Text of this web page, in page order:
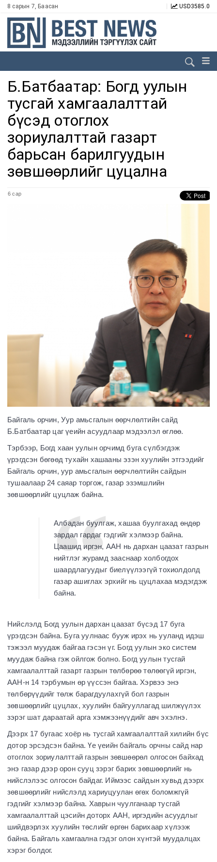
8 сарын 7, Баасан USD3585.0
Б.Батбаатар: Богд уулын
тусгай хамгаалалттай
бүсэд отоглох
зориулалттай газарт
барьсан барилгуудын
зөвшөөрлийг цуцална
6 сар
Байгаль орчин, Уур амьсгалын өөрчлөлтийн сайд
Б.Батбаатар цаг үеийн асуудлаар мэдээлэл өглөө.
Тэрбээр, Богд хаан уулын орчимд буга сүлбэгдэж
үрэгдсэн бөгөөд тухайн хашааны эзэн хуулийн этгээдийг
Байгаль орчин, уур амьсгалын өөрчлөлтийн сайдын
тушаалаар 24 саяар торгож, газар эзэмшлийн
зөвшөөрлийг цуцлаж байна.
Албадан буулгаж, хашаа буулгахад өндөр
зардал гардаг гэдгийг хэлмээр байна.
Цаашид иргэн, ААН нь дархан цаазат газрын
нийтлэг журамд зааснаар холбогдох
шаардлагуудыг биелүүлээгүй тохиолдолд
газар ашиглах эрхийг нь цуцлахаа мэдэгдэж
байна.
Нийслэлд Богд уулын дархан цаазат бүсэд 17 буга
үрэгдсэн байна. Буга уулнаас бууж ирэх нь ууланд идэш
тэжээл муудаж байгаа гэсэн үг. Богд уулын эко систем
муудаж байна гэж ойлгож болно. Богд уулын тусгай
хамгаалалттай газарт газрын төлбөрөө төлөөгүй иргэн,
ААН-н 14 тэрбумын өр үүссэн байгаа. Хэрвээ энэ
төлбөрүүдийг төлж барагдуулахгүй бол газрын
зөвшөөрлийг цуцлах, хуулийн байгууллагад шилжүүлэх
зэрэг шат дараатай арга хэмжээнүүдийг авч эхэлнэ.
Дээрх 17 бугаас хоёр нь тусгай хамгаалалттай хилийн бүс
дотор эрсэдсэн байна. Үе үеийн байгаль орчны сайд нар
отоглох зориулалттай газрын зөвшөөрөл олгосон байхад
энэ газар дээр орон сууц зэрэг барих зөвшөөрлийг нь
нийслэлээс олгосон байдаг. Иймээс сайдын хувьд дээрх
зөвшөөрлийг нийслэлд хариуцуулан өгөх боломжгүй
гэдгийг хэлмээр байна. Хаврын чуулганаар тусгай
хамгаалалттай цэсийн доторх ААН, иргэдийн асуудлыг
шийдвэрлэх хуулийн төслийг өргөн барихаар хүлээж
байна. Байгаль хамгаална гэдэг олон хүнтэй муудалцах
хэрэг болдог.